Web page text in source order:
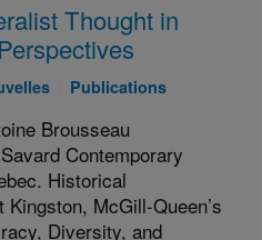
Thought in
Catégories
Publications
Brousseau
Contemporary
Historical
McGill-Queen’s
Diversity, and